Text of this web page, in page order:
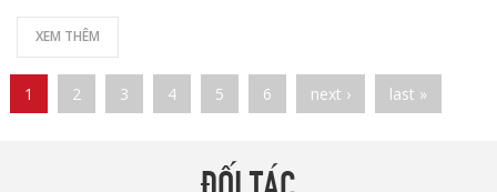
XEM THÊM
Pages
1 2 3 4 5 6 next › last »
ĐỐI TÁC